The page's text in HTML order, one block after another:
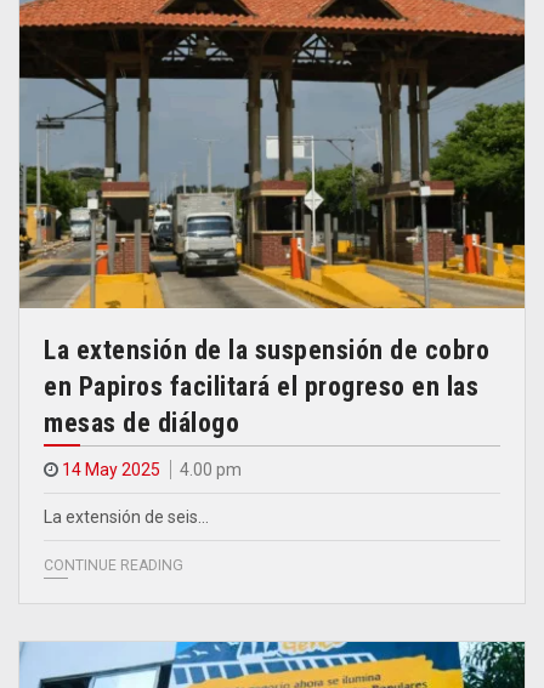
La extensión de la suspensión de cobro
en Papiros facilitará el progreso en las
mesas de diálogo
14 May 2025 4.00 pm
La extensión de seis…
CONTINUE READING